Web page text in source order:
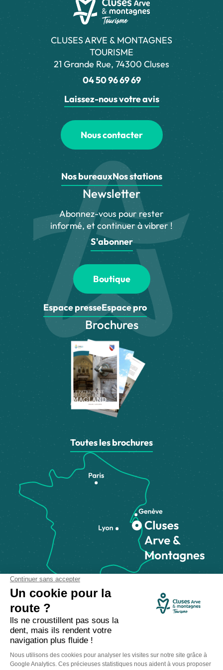
CLUSES ARVE & MONTAGNES
TOURISME
21 Grande Rue, 74300 Cluses
04 50 96 69 69
Laissez-nous votre avis
Nous contacter
Nos bureauxNos stations
Newsletter
Abonnez-vous pour rester
informé, et continuer à vibrer !
S'abonner
Boutique
Espace presseEspace pro
Brochures
Toutes les brochures
Made with
Mentions légales - Politique de confidentialité - Plan du site -
Accessibilité numérique - Gestion des cookies